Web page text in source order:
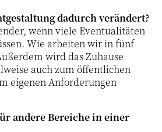
dadurch verändert?
wenn viele Eventualitäten
Wie arbeiten wir in fünf
wird das Zuhause
auch zum öffentlichen
eigenen Anforderungen
andere Bereiche in einer